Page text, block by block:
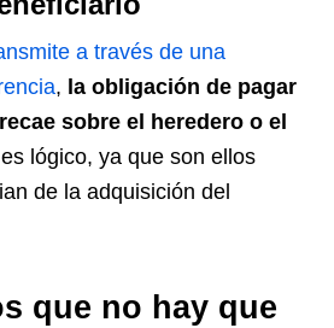
a través de una
, la obligación de pagar
sobre el heredero o el
lógico, ya que son ellos
de la adquisición del
que no hay que